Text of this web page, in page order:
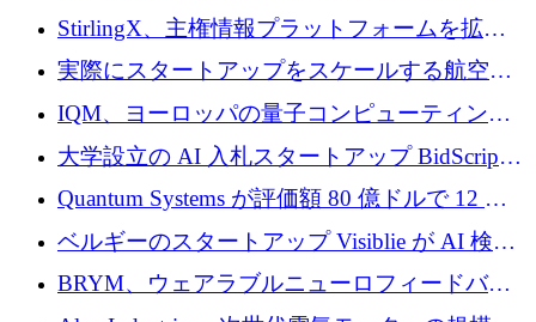
Venture Kick から 16 万 1,000 ユーロを調達
StirlingX、主権情報プラットフォームを拡張
するためにシリーズ A で 2,000 万ドルを確保
実際にスタートアップをスケールする航空イ
ノベーション モデルを学ぶ
IQM、ヨーロッパの量子コンピューティング
企業として初めて米国の主要取引所に上場
大学設立の AI 入札スタートアップ BidScript
がプレシード資金総額 100 万ドルを突破
Quantum Systems が評価額 80 億ドルで 12 億
ドルを調達
ベルギーのスタートアップ Visiblie が AI 検索
の可視化のために 50 万ユーロを調達
BRYM、ウェアラブルニューロフィードバッ
クプラットフォームの開発に65万ユーロを確